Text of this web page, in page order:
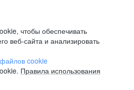
чтобы обеспечивать
веб-сайта и анализировать
cookie
Правила использования